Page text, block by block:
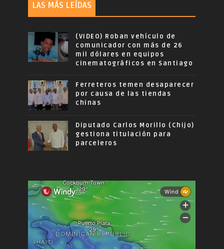
LAS MÁS LEÍDAS
(VIDEO) Roban vehículo de
comunicador con más de 26
mil dólares en equipos
cinematográficos en Santiago
Ferreteros temen desaparecer
por causa de las tiendas
chinas
Diputado Carlos Morillo (Chijo)
gestiona titulación para
parceleros